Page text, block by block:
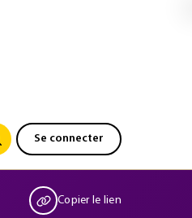
Se connecter
Copier le lien